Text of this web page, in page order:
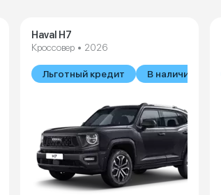
Haval H7
Кроссовер • 2026
Льготный кредит В наличии